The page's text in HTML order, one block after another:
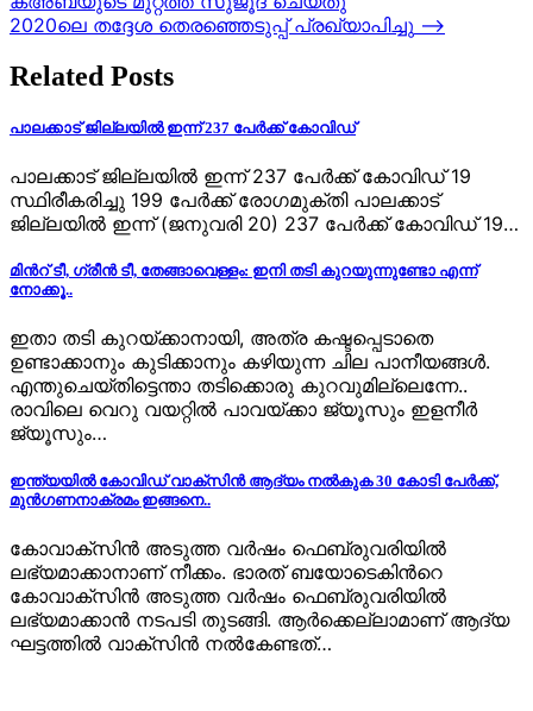
navigation
2020ലെ തദ്ദേശ തെരഞ്ഞെടുപ്പ് പ്രഖ്യാപിച്ചു ⟶
Related Posts
പാലക്കാട് ജില്ലയില്‍ ഇന്ന് 237 പേര്‍ക്ക് കോവിഡ്
പാലക്കാട് ജില്ലയില്‍ ഇന്ന് 237 പേര്‍ക്ക് കോവിഡ് 19
സ്ഥിരീകരിച്ചു 199 പേര്‍ക്ക് രോഗമുക്തി പാലക്കാട്
ജില്ലയില്‍ ഇന്ന് (ജനുവരി 20) 237 പേര്‍ക്ക് കോവിഡ് 19…
മിന്‍റ് ടീ, ഗ്രീന്‍ ടീ, തേങ്ങാവെള്ളം: ഇനി തടി കുറയുന്നുണ്ടോ എന്ന്
നോക്കൂ..
ഇതാ തടി കുറയ്ക്കാനായി, അത്ര കഷ്ടപ്പെടാതെ
ഉണ്ടാക്കാനും കുടിക്കാനും കഴിയുന്ന ചില പാനീയങ്ങള്‍.
എന്തുചെയ്തിട്ടെന്താ തടിക്കൊരു കുറവുമില്ലെന്നേ..
രാവിലെ വെറു വയറ്റില്‍ പാവയ്ക്കാ ജ്യൂസും ഇളനീര്‍
ജ്യൂസും…
ഇന്ത്യയില്‍ കോവിഡ് വാക്സിന്‍ ആദ്യം നല്‍കുക 30 കോടി പേര്‍ക്ക്,
മുന്‍ഗണനാക്രമം ഇങ്ങനെ..
കോവാക്സിന്‍ അടുത്ത വര്‍ഷം ഫെബ്രുവരിയില്‍
ലഭ്യമാക്കാനാണ് നീക്കം. ഭാരത് ബയോടെകിന്‍റെ
കോവാക്സിന്‍ അടുത്ത വര്‍ഷം ഫെബ്രുവരിയില്‍
ലഭ്യമാക്കാന്‍ നടപടി തുടങ്ങി. ആര്‍ക്കെല്ലാമാണ് ആദ്യ
ഘട്ടത്തില്‍ വാക്സിന്‍ നല്‍കേണ്ടത്…